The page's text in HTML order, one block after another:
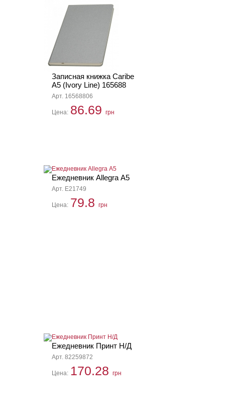
Записная книжка Caribe
А5 (Ivory Line) 165688
Арт. 16568806
Цена: 86.69 грн
Ежедневник Allegra А5
Арт. E21749
Цена: 79.8 грн
Ежедневник Принт Н/Д
Арт. 82259872
Цена: 170.28 грн